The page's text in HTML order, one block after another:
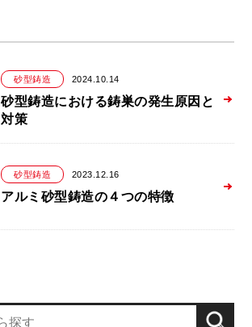
砂型鋳造 2024.10.14
砂型鋳造における鋳巣の発生原因と
対策
砂型鋳造 2023.12.16
アルミ砂型鋳造の４つの特徴